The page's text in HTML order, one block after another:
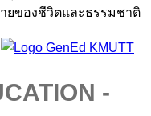
ยของชีวิตและธรรมชาติ
-